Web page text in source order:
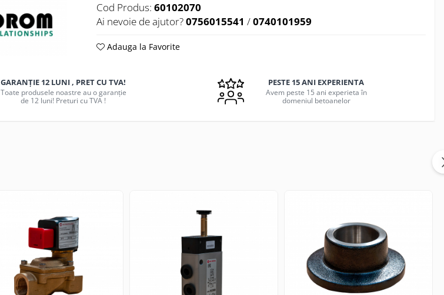
Cod Produs: 60102070
Ai nevoie de ajutor?0756015541 /0740101959
Adauga la Favorite
GARANȚIE 12 LUNI , PRET CU TVA!
Toate produsele noastre au o garanție
de 12 luni! Preturi cu TVA !
PESTE 15 ANI EXPERIENTA
Avem peste 15 ani experieta în
domeniul betoanelor